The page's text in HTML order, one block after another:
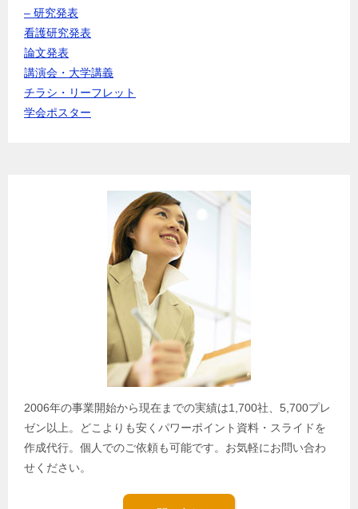
– 研究発表
看護研究発表
論文発表
講演会・大学講義
チラシ・リーフレット
学会ポスター
2006年の事業開始から現在までの実績は1,700社、5,700プレ
ゼン以上。どこよりも安くパワーポイント資料・スライドを
作成代行。個人でのご依頼も可能です。お気軽にお問い合わ
せください。